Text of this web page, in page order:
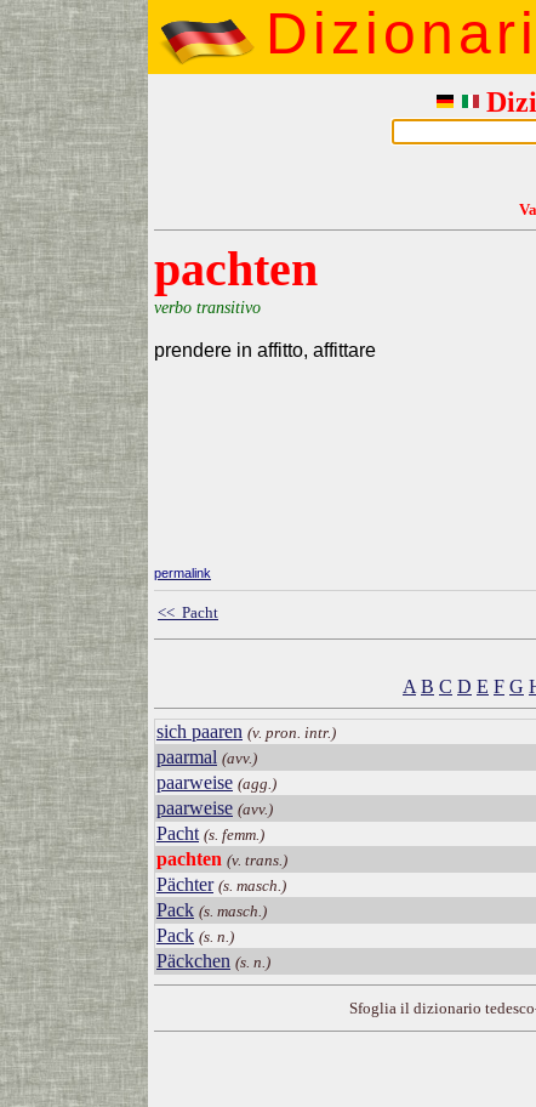
pachten
verbo transitivo
prendere in affitto, affittare
permalink
<< Pacht
A B C D E F G
sich paaren (v. pron. intr.)
paarmal (avv.)
paarweise (agg.)
paarweise (avv.)
Pacht (s. femm.)
pachten (v. trans.)
Pächter (s. masch.)
Pack (s. masch.)
Pack (s. n.)
Päckchen (s. n.)
Sfoglia il dizionario